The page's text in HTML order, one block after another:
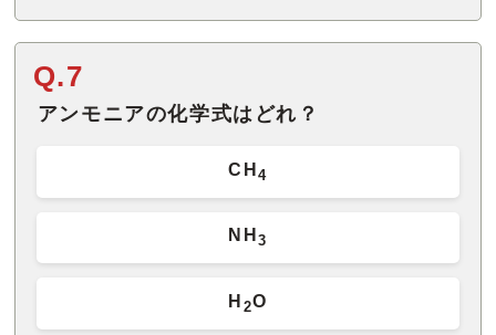
Q.7
アンモニアの化学式はどれ？
CH 4
NH3
H 2O